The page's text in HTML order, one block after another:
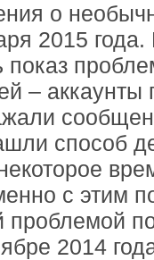
о
2015
показ
– аккаунты
способ
с этим
проблемой
2014